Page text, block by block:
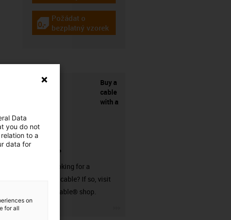
igus-icon-gratismuster
Požádat o
bezplatný vzorek
Buy a
cable
with a
connector?
Are you looking for a
harnessed cable? If so, visit
our readycable® shop.
Data
you do not
to a
data for
on
for all